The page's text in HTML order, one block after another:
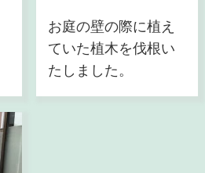
お庭の壁の際に植え
ていた植木を伐根い
たしました。